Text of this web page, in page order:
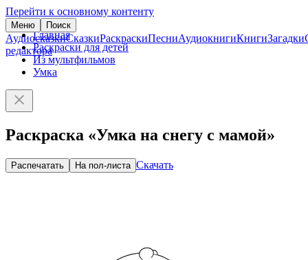
Перейти к основному контенту
Меню Поиск
АудиосказкиСказкиРаскраскиПесниАудиокнигиКнигиЗагадки
редактора
Главная
Раскраски для детей
Из мультфильмов
Умка
Раскраска «Умка на снегу с мамой»
Распечатать На пол-листа Скачать